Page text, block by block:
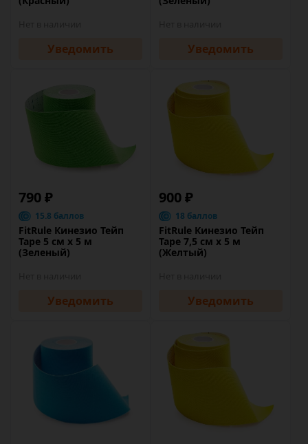
Уведомить Уведомить
790 ₽
15.8 баллов
FitRule Кинезио Тейп
Tape 5 cм х 5 м
(Зеленый)
Уведомить
900 ₽
18 баллов
FitRule Кинезио Тейп
Tape 7,5 cм х 5 м
(Желтый)
Уведомить